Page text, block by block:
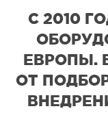
С 2010
ЕВРОПЫ.
ОТ